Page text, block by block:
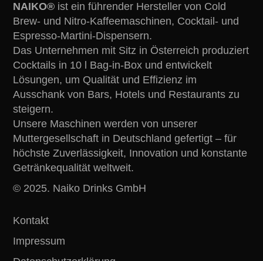
NAIKO® ist ein führender Hersteller von Cold
Brew- und Nitro-Kaffeemaschinen, Cocktail- und
Espresso-Martini-Dispensern.
Das Unternehmen mit Sitz in Österreich produziert
Cocktails in 10 l Bag-in-Box und entwickelt
Lösungen, um Qualität und Effizienz im
Ausschank von Bars, Hotels und Restaurants zu
steigern.
Unsere Maschinen werden von unserer
Muttergesellschaft in Deutschland gefertigt – für
höchste Zuverlässigkeit, Innovation und konstante
Getränkequalität weltweit.
© 2025. Naiko Drinks GmbH
Kontakt
Impressum